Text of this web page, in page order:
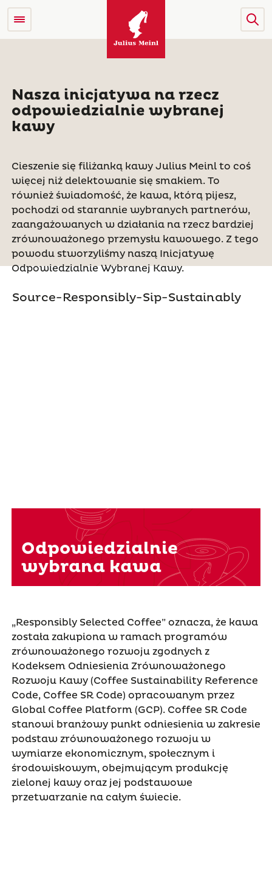
Nasza inicjatywa na rzecz
odpowiedzialnie wybranej
kawy
Cieszenie się filiżanką kawy Julius Meinl to coś
więcej niż delektowanie się smakiem. To
również świadomość, że kawa, którą pijesz,
pochodzi od starannie wybranych partnerów,
zaangażowanych w działania na rzecz bardziej
zrównoważonego przemysłu kawowego. Z tego
powodu stworzyliśmy naszą Inicjatywę
Odpowiedzialnie Wybranej Kawy.
„Responsibly Selected Coffee” oznacza, że kawa
została zakupiona w ramach programów
zrównoważonego rozwoju zgodnych z
Kodeksem Odniesienia Zrównoważonego
Rozwoju Kawy (Coffee Sustainability Reference
Code, Coffee SR Code) opracowanym przez
Global Coffee Platform (GCP). Coffee SR Code
stanowi branżowy punkt odniesienia w zakresie
podstaw zrównoważonego rozwoju w
wymiarze ekonomicznym, społecznym i
środowiskowym, obejmującym produkcję
zielonej kawy oraz jej podstawowe
przetwarzanie na całym świecie.
Odpowiedzialnie
wybrana kawa